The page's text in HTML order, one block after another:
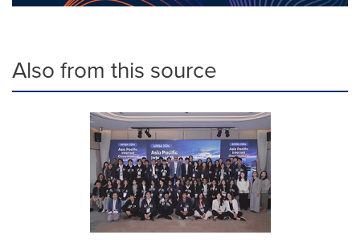
Also from this source